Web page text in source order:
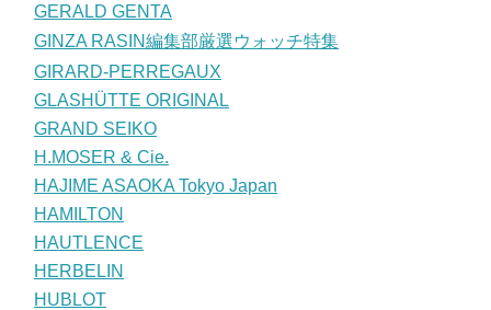
GERALD GENTA
GINZA RASIN編集部厳選ウォッチ特集
GIRARD-PERREGAUX
GLASHÜTTE ORIGINAL
GRAND SEIKO
H.MOSER & Cie.
HAJIME ASAOKA Tokyo Japan
HAMILTON
HAUTLENCE
HERBELIN
HUBLOT